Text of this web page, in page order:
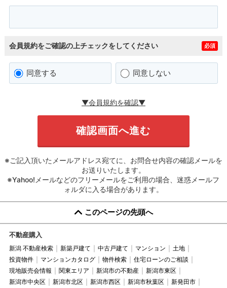
会員規約をご確認の上チェックをしてください 必須
同意する 同意しない
▼会員規約を確認▼
※ご記入頂いたメールアドレス宛てに、お問合せ内容の確認メールを
お送りいたします。
※Yahoo!メールなどのフリーメールをご利用の場合、迷惑メールフ
ォルダに入る場合があります。
このページの先頭へ
不動産購入
新潟 不動産検索 新築戸建て 中古戸建て マンション
土地
投資物件
マンションカタログ 物件検索
住宅ローンのご相談
現地販売会情報
関東エリア 新潟市の不動産
新潟市東区
新潟市中央区
新潟市北区 新潟市西区 新潟市秋葉区
新発田市